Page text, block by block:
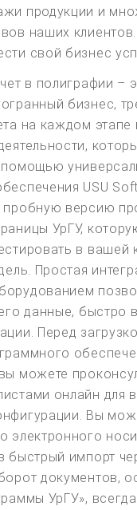
продукции и
наших клиентов.
свой бизнес
в полиграфии –
бизнес,
на каждом
помощью
USU
пробную версию
УрГУ,
в вашей
Простая
данные, быстро
Перед
можете
онлайн для
Вы
электронного
быстрый импорт
документов,
УрГУ»,